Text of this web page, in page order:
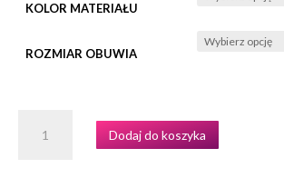
KOLOR MATERIAŁU
ROZMIAR OBUWIA
WKŁADKI
Dodaj do koszyka